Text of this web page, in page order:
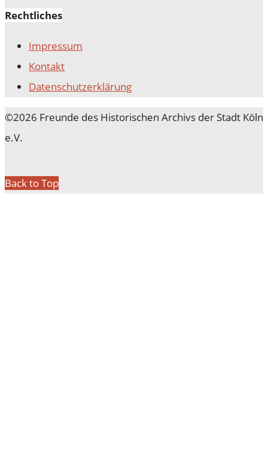
Rechtliches
Impressum
Kontakt
Datenschutz­erklärung
©2026 Freunde des Historischen Archivs der Stadt Köln
e.V.
Back to Top